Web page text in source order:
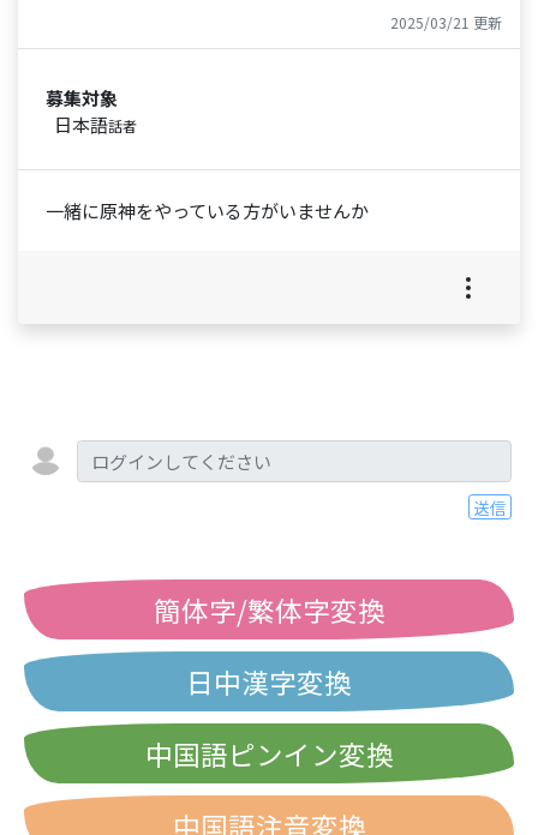
2025/03/21 更新
募集対象
日本語話者
一緒に原神をやっている方がいませんか
送信
簡体字/繁体字変換
日中漢字変換
中国語ピンイン変換
中国語注音変換